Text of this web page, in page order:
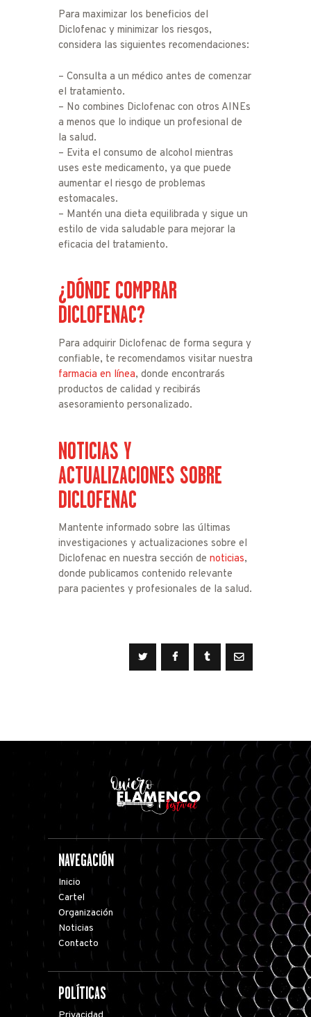
Para maximizar los beneficios del
Diclofenac y minimizar los riesgos,
considera las siguientes recomendaciones:
– Consulta a un médico antes de comenzar
el tratamiento.
– No combines Diclofenac con otros AINEs
a menos que lo indique un profesional de
la salud.
– Evita el consumo de alcohol mientras
uses este medicamento, ya que puede
aumentar el riesgo de problemas
estomacales.
– Mantén una dieta equilibrada y sigue un
estilo de vida saludable para mejorar la
eficacia del tratamiento.
¿DÓNDE COMPRAR
DICLOFENAC?
Para adquirir Diclofenac de forma segura y
confiable, te recomendamos visitar nuestra
farmacia en línea, donde encontrarás
productos de calidad y recibirás
asesoramiento personalizado.
NOTICIAS Y
ACTUALIZACIONES SOBRE
DICLOFENAC
Mantente informado sobre las últimas
investigaciones y actualizaciones sobre el
Diclofenac en nuestra sección de noticias,
donde publicamos contenido relevante
para pacientes y profesionales de la salud.
NAVEGACIÓN
Inicio
Cartel
Organización
Noticias
Contacto
POLÍTICAS